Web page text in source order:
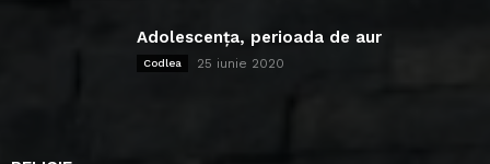
Adolescența, perioada de aur
Codlea 25 iunie 2020